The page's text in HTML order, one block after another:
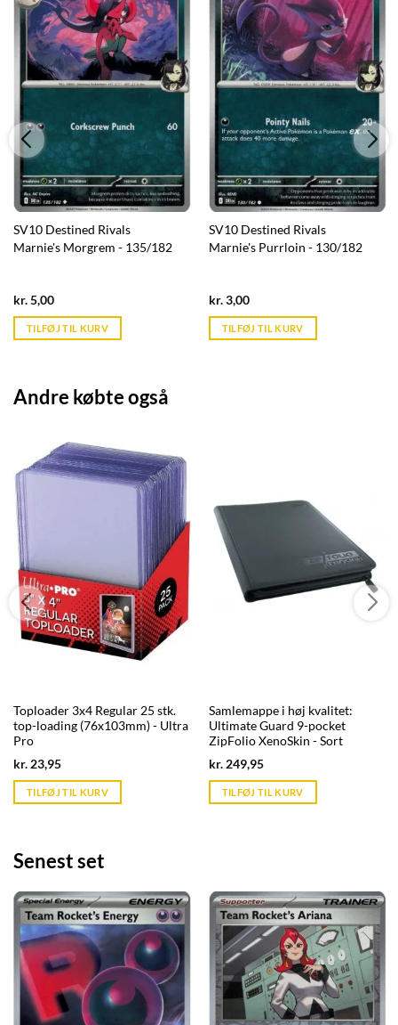
SV10 Destined Rivals
Marnie's Morgrem - 135/182
kr.5,00Current
is:
kr. 39,95.
TILFØJ TIL KURV
SV10 Destined Rivals
Marnie's Purrloin - 130/182
kr.3,00Current
is:
kr. 39,95.
TILFØJ TIL KURV
Andre købte også
Toploader 3x4 Regular 25 stk.
top-loading (76x103mm) - Ultra
Pro
kr. 23,95Current
is:
kr. 39,95.
TILFØJ TIL KURV
Samlemappe i høj kvalitet:
Ultimate Guard 9-pocket
ZipFolio XenoSkin - Sort
kr.249,95Current
is:
kr. 39,95.
TILFØJ TIL KURV
Senest set